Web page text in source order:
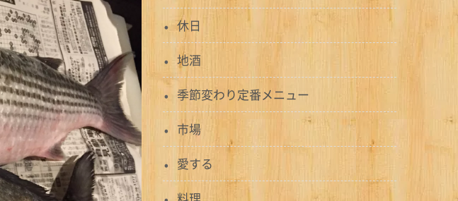
休日
地酒
季節変わり定番メニュー
市場
愛する